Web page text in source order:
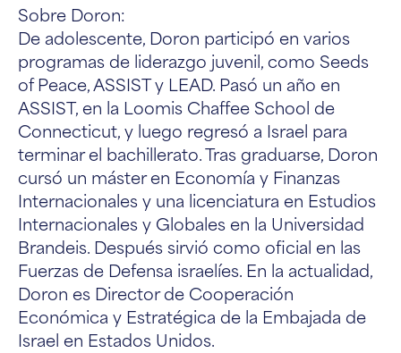
Sobre Doron:
De adolescente, Doron participó en varios
programas de liderazgo juvenil, como Seeds
of Peace, ASSIST y LEAD. Pasó un año en
ASSIST, en la Loomis Chaffee School de
Connecticut, y luego regresó a Israel para
terminar el bachillerato. Tras graduarse, Doron
cursó un máster en Economía y Finanzas
Internacionales y una licenciatura en Estudios
Internacionales y Globales en la Universidad
Brandeis. Después sirvió como oficial en las
Fuerzas de Defensa israelíes. En la actualidad,
Doron es Director de Cooperación
Económica y Estratégica de la Embajada de
Israel en Estados Unidos.